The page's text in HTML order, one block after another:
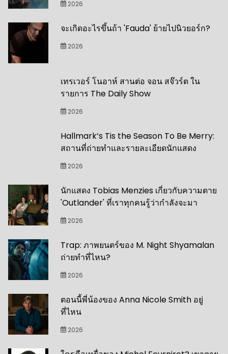
2026
จะเกิดอะไรขึ้นถ้า 'Fauda' ย้ายไปนิวยอร์ก?
2026
เทรเวอร์ โนอาห์ สานต่อ จอน สจ๊วร์ต ใน
รายการ The Daily Show
2026
Hallmark’s Tis the Season To Be Merry:
สถานที่ถ่ายทำและรายละเอียดนักแสดง
2026
นักแสดง Tobias Menzies เกี่ยวกับความตาย
'Outlander' ที่เราทุกคนรู้ว่ากำลังจะมา
2026
Trap: ภาพยนตร์ของ M. Night Shyamalan
ถ่ายทำที่ไหน?
2026
ตอนนี้พี่น้องของ Anna Nicole Smith อยู่
ที่ไหน
2026